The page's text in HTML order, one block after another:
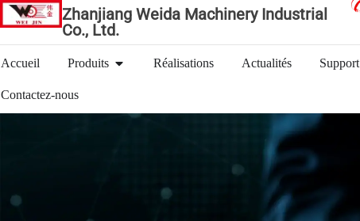
Zhanjiang Weida Machinery Industrial
Co., Ltd.
Accueil Produits Réalisations Actualités Support
Contactez-nous